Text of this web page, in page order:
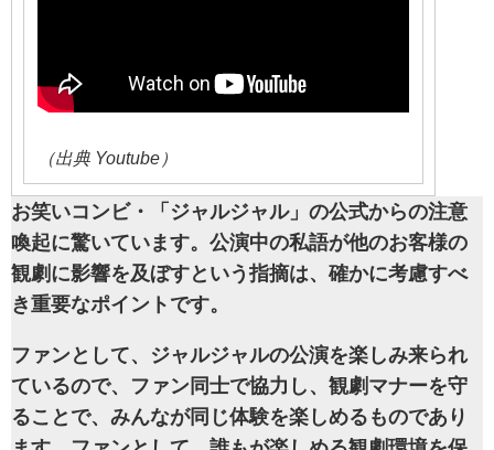
（出典 Youtube）
お笑いコンビ・「ジャルジャル」の公式からの注意
喚起に驚いています。公演中の私語が他のお客様の
観劇に影響を及ぼすという指摘は、確かに考慮すべ
き重要なポイントです。
ファンとして、ジャルジャルの公演を楽しみ来られ
ているので、ファン同士で協力し、観劇マナーを守
ることで、みんなが同じ体験を楽しめるものであり